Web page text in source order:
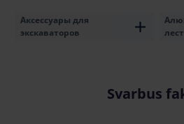
Аксессуары для
экскаваторов
Svarbus